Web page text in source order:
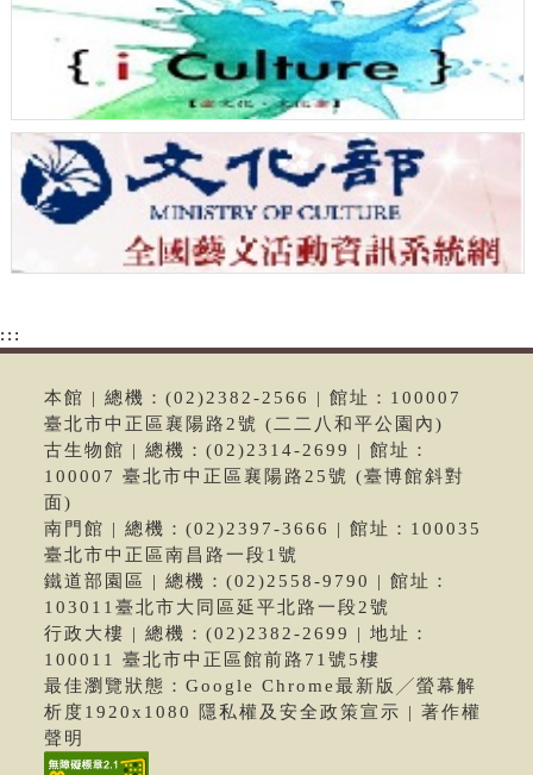
:::
本館 | 總機：(02)2382-2566 | 館址：100007
臺北市中正區襄陽路2號 (二二八和平公園內)
古生物館 | 總機：(02)2314-2699 | 館址：
100007 臺北市中正區襄陽路25號 (臺博館斜對
面)
南門館 | 總機：(02)2397-3666 | 館址：100035
臺北市中正區南昌路一段1號
鐵道部園區 | 總機：(02)2558-9790 | 館址：
103011臺北市大同區延平北路一段2號
行政大樓 | 總機：(02)2382-2699 | 地址：
100011 臺北市中正區館前路71號5樓
最佳瀏覽狀態：Google Chrome最新版╱螢幕解
析度1920x1080 隱私權及安全政策宣示 | 著作權
聲明